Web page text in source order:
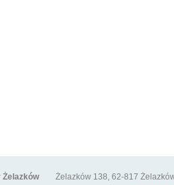
ŻelazkówŻelazków 138, 62-817 Żelazków